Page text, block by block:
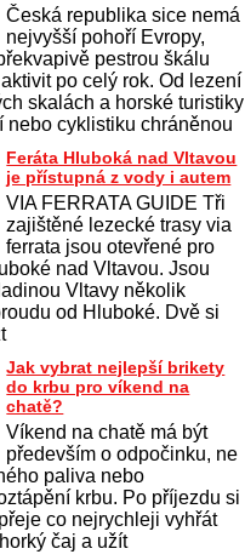
Česká republika sice nemá
nejvyšší pohoří Evropy,
pestrou škálu
po celý rok. Od lezení
skalách a horské turistiky
nebo cyklistiku chráněnou
Feráta Hluboká nad Vltavou
je přístupná z vody i autem
VIA FERRATA GUIDE Tři
zajištěné lezecké trasy via
ferrata jsou otevřené pro
nad Vltavou. Jsou
Vltavy několik
od Hluboké. Dvě si
Jak vybrat nejlepší brikety
do krbu pro víkend na
chatě?
Víkend na chatě má být
především o odpočinku, ne
paliva nebo
krbu. Po příjezdu si
co nejrychleji vyhřát
čaj a užít